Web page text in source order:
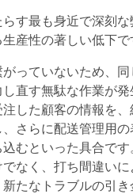
す最も身近で深刻な
産性の著しい低下で
っていないため、
直す無駄な作業が発
した顧客の情報を
さらに配送管理用の
むといった具合で
なく、打ち間違い
たなトラブルの引き